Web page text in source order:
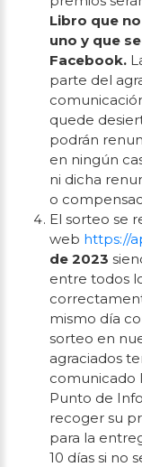
Libro que
uno y que
Facebook.
parte del
quede
podrán
en ningún
ni dicha
o
El sorteo se
web https://
de 2023
entre todos
mismo día
sorteo en
agraciados
comunicado
Punto de
recoger su
para la
10 días si no